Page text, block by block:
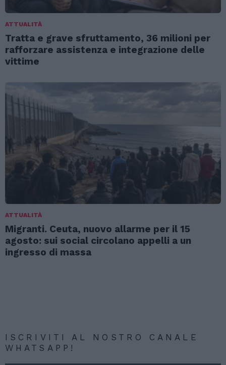
ATTUALITÀ
Tratta e grave sfruttamento, 36 milioni per
rafforzare assistenza e integrazione delle
vittime
ATTUALITÀ
Migranti. Ceuta, nuovo allarme per il 15
agosto: sui social circolano appelli a un
ingresso di massa
ISCRIVITI AL NOSTRO CANALE
WHATSAPP!